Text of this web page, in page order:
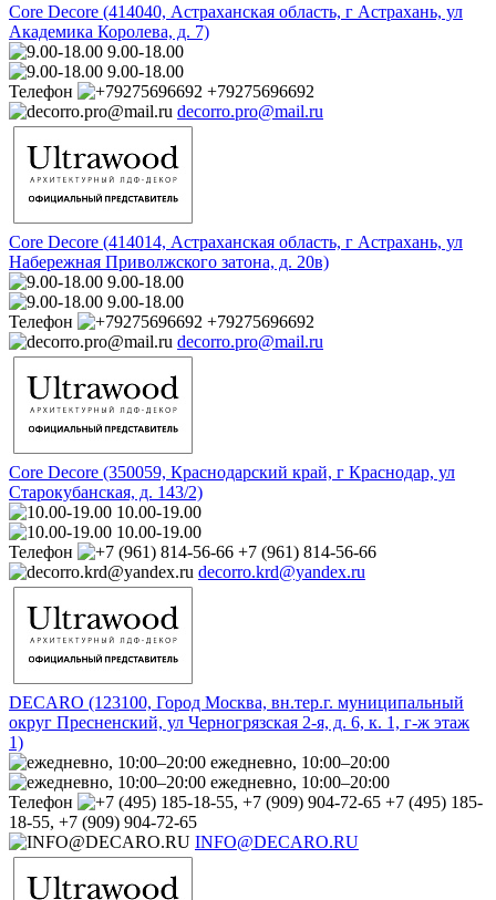
Core Decore (414040, Астраханская область, г Астрахань, ул
Академика Королева, д. 7)
9.00-18.00
9.00-18.00
Телефон
+79275696692
decorro.pro@mail.ru
Core Decore (414014, Астраханская область, г Астрахань, ул
Набережная Приволжского затона, д. 20в)
9.00-18.00
9.00-18.00
Телефон
+79275696692
decorro.pro@mail.ru
Core Decore (350059, Краснодарский край, г Краснодар, ул
Старокубанская, д. 143/2)
10.00-19.00
10.00-19.00
Телефон
+7 (961) 814-56-66
decorro.krd@yandex.ru
DECARO (123100, Город Москва, вн.тер.г. муниципальный
округ Пресненский, ул Черногрязская 2-я, д. 6, к. 1, г-ж этаж
1)
ежедневно, 10:00–20:00
ежедневно, 10:00–20:00
Телефон
+7 (495) 185-
18-55, +7 (909) 904-72-65
INFO@DECARO.RU